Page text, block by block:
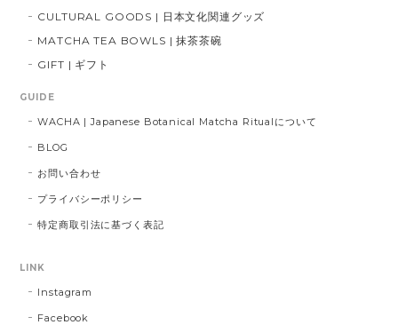
CULTURAL GOODS | 日本文化関連グッズ
MATCHA TEA BOWLS | 抹茶茶碗
GIFT | ギフト
GUIDE
WACHA | Japanese Botanical Matcha Ritualについて
BLOG
お問い合わせ
プライバシーポリシー
特定商取引法に基づく表記
LINK
Instagram
Facebook